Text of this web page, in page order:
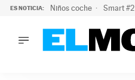
ES NOTICIA: Niños coche Smart #2